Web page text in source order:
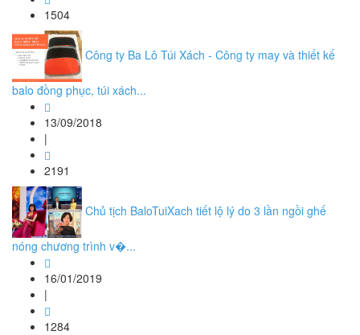
1504
Công ty Ba Lô Túi Xách - Công ty may và thiết kế
balo đồng phục, túi xách...
13/09/2018
|
2191
Chủ tịch BaloTuiXach tiết lộ lý do 3 lần ngồi ghế
nóng chương trình v�...
16/01/2019
|
1284